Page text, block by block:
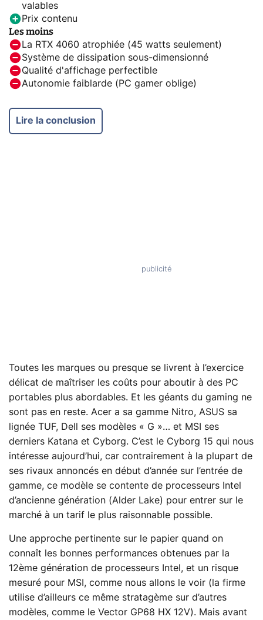
valables
Prix contenu
Les moins
La RTX 4060 atrophiée (45 watts seulement)
Système de dissipation sous-dimensionné
Qualité d'affichage perfectible
Autonomie faiblarde (PC gamer oblige)
Lire la conclusion
Toutes les marques ou presque se livrent à l’exercice
délicat de maîtriser les coûts pour aboutir à des PC
portables plus abordables. Et les géants du gaming ne
sont pas en reste. Acer a sa gamme Nitro, ASUS sa
lignée TUF, Dell ses modèles « G »… et MSI ses
derniers Katana et Cyborg. C’est le Cyborg 15 qui nous
intéresse aujourd’hui, car contrairement à la plupart de
ses rivaux annoncés en début d’année sur l’entrée de
gamme, ce modèle se contente de processeurs Intel
d’ancienne génération (Alder Lake) pour entrer sur le
marché à un tarif le plus raisonnable possible.
Une approche pertinente sur le papier quand on
connaît les bonnes performances obtenues par la
12ème génération de processeurs Intel, et un risque
mesuré pour MSI, comme nous allons le voir (la firme
utilise d’ailleurs ce même stratagème sur d’autres
modèles, comme le Vector GP68 HX 12V). Mais avant